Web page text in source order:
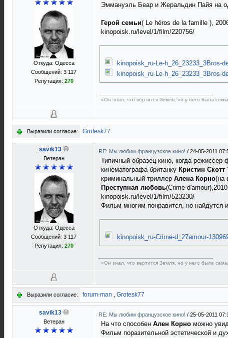
Откуда: Одесса
Сообщений: 3 117
Репутация: 270
Эммануэль Беар и Жеральдин Пайя на
Герой семьи( Le héros de la famille ),
kinopoisk.ru/level/1/film/220756/
kinopoisk_ru-Le-h_26_23233_3Bros-
kinopoisk_ru-Le-h_26_23233_3Bros-
«Он знал, что вертится Земля, но у него была
Выразили согласие: Grotesk77
savik13
Ветеран
Откуда: Одесса
Сообщений: 3 117
Репутация: 270
RE: Мы любим французское кино! / 24-05-2011
Типичный образец кино, когда
кинематографа британку Кристин Скотт
криминальный триллер Алена Корно(на
Преступная любовь(Crime
kinopoisk.ru/level/1/film/523230/
Фильм многим понравится, но найдутся
kinopoisk_ru-Crime-d_27amour-
«Он знал, что вертится Земля, но у него была
Выразили согласие: forum-man , Grotesk77
savik13
Ветеран
RE: Мы любим французское кино! / 25-05-2011
На что способен Ален Корно можно
Фильм поразительной эстетической и